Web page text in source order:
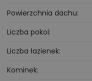
Powierzchnia dachu
Liczba pokoi
Liczba łazienek
Kominek